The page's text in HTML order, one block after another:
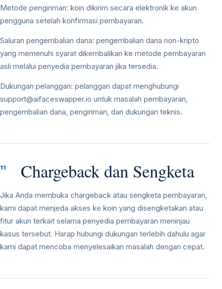
Metode pengiriman: koin dikirim secara elektronik ke akun
pengguna setelah konfirmasi pembayaran.
Saluran pengembalian dana: pengembalian dana non-kripto
yang memenuhi syarat dikembalikan ke metode pembayaran
asli melalui penyedia pembayaran jika tersedia.
Dukungan pelanggan: pelanggan dapat menghubungi
support@aifaceswapper.io untuk masalah pembayaran,
pengembalian dana, pengiriman, dan dukungan teknis.
11 Chargeback dan Sengketa
Jika Anda membuka chargeback atau sengketa pembayaran,
kami dapat menjeda akses ke koin yang disengketakan atau
fitur akun terkait selama penyedia pembayaran meninjau
kasus tersebut. Harap hubungi dukungan terlebih dahulu agar
kami dapat mencoba menyelesaikan masalah dengan cepat.